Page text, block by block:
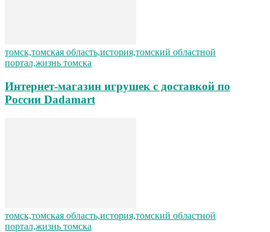
томск,томская область,история,томский областной
портал,жизнь томска
Интернет-магазин игрушек с доставкой по
России Dadamart
томск,томская область,история,томский областной
портал,жизнь томска